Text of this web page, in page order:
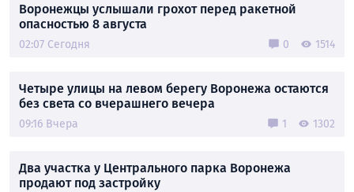
Воронежцы услышали грохот перед ракетной
опасностью 8 августа
02:07 Сегодня 0 1514
Четыре улицы на левом берегу Воронежа остаются
без света со вчерашнего вечера
09:16 Вчера 1 1302
Два участка у Центрального парка Воронежа
продают под застройку